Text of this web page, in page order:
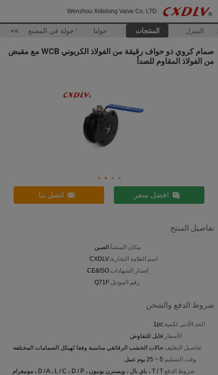
Wenzhou Xidelong Valve Co. LTD
المنزل المنتجات حولنا جولة في المصنع >>
صمام كروي ذو حواف رقيقة من الفولاذ الكربوني WCB مع مقبض
من الفولاذ المقاوم للصدأ
افضل سعر اتصل بنا
تفاصيل المنتج
مكان المنشأ:الصين
اسم العلامة التجارية:CXDLV
إصدار الشهادات:CE&ISO
رقم الموديل:Q71F
شروط الدفع والشحن
الحد الأدنى لكمية:1pc
الأسعار:قابل للتفاوض
تفاصيل التغليف:حالات الخشب الرقائقي مناسبة وفقا لهيكل الصمامات المختلفة
وقت التسليم:5 ~ 25 يوم عمل
شروط الدفع:T / T ، باي بال ، ويسترن يونيون ، D / A ، L / C ، D / P ، مونيغرام